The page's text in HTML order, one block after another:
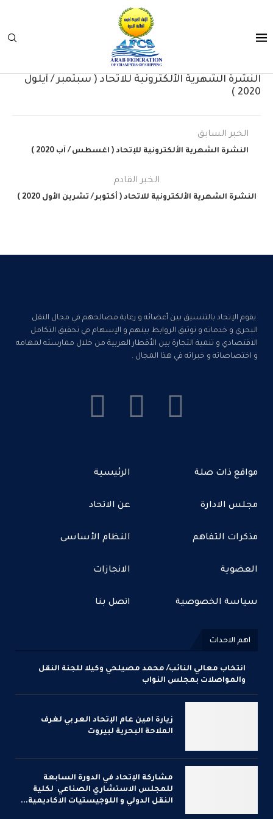
النشرة الشهرية الألكترونية للاتحاد ( سبتمبر / أيلول
2020 )
الخبر السابق
النشرة الشهرية الألكترونية للإتحاد ( اغسطس / آب 2020 )
الخبر القادم
النشرة الشهرية الألكترونية للاتحاد ( أكتوبر / تشرين الأول 2020 )
يقوم الإتحاد بالتنسيق بين أعضائه و رعاية مصالحهم في مجال النقل
البحري و خدماته و توثيق الروابط بينهم و الإسهام في تحقيق التكامل
الاقتصادي و تنمية التجارة بين الأقطار العربية من خلال ممارسته لمهامه
و اختصاصاته و خبراته في هذا المجال .
مواقع ذات صلة الرئيسية
مجلس الادارة عن الاتحاد
مذكرات التفاهم النظام الأساسى
العضوية الانجازات
سياسة الخصوصية اتصل بنا
اهم الاحداث
انتخاب معالي النائب/ محمد مصيلحي وكيلا للجنة النقل
والمواصلات بمجلس النواب
زيارة امين عام الإتحاد العر بي لغرف
الملاحة البحرية لبيروت
مشاركة الإتحاد في الدورة السابعة
للمجلس الاستشاري الصناعي لكلية
النقل الدولي و اللوجيستيات الاكاديمية...